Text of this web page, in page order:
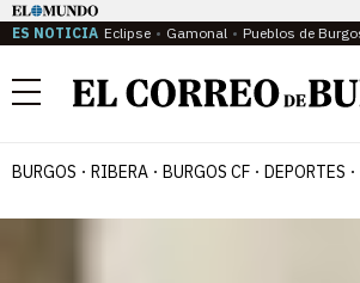
ES NOTICIA Eclipse Gamonal Pueblos de
Menú
BURGOS RIBERA BURGOS CF DEPORTES